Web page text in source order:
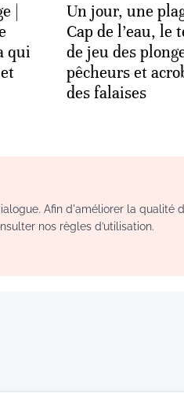
|
qui
Un jour, une
Cap de l’eau, le
de jeu des
pêcheurs et
des falaises
Afin d'améliorer la qualité
nos règles d’utilisation.